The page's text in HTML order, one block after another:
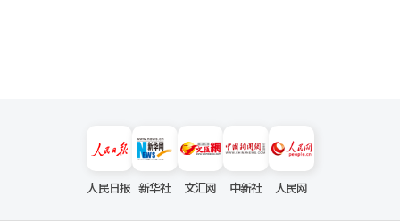
人民日报 新华社 文汇网 中新社 人民网